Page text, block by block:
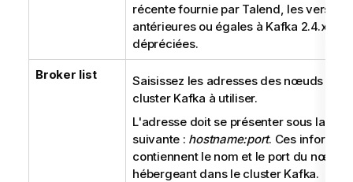
récente fournie par Talend, les versions
antérieures ou égales à Kafka 2.4.x sont
dépréciées.
Broker list
Saisissez les adresses des nœuds du
cluster Kafka à utiliser.
L'adresse doit se présenter sous la
suivante : hostname:port. Ces
contiennent le nom et le port du nœud
hébergeant dans le cluster Kafka.